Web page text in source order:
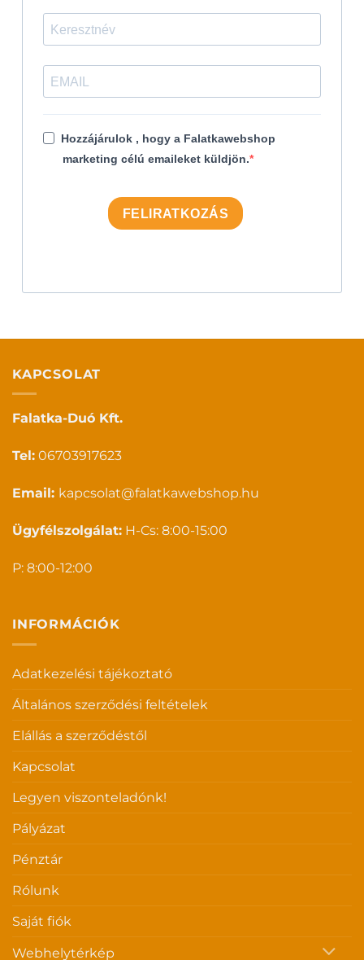
Hozzájárulok , hogy a Falatkawebshop
marketing célú emaileket küldjön.
FELIRATKOZÁS
KAPCSOLAT
Falatka-Duó Kft.
Tel: 06703917623
Email: kapcsolat@falatkawebshop.hu
Ügyfélszolgálat: H-Cs: 8:00-15:00
P: 8:00-12:00
INFORMÁCIÓK
Adatkezelési tájékoztató
Általános szerződési feltételek
Elállás a szerződéstől
Kapcsolat
Legyen viszonteladónk!
Pályázat
Pénztár
Rólunk
Saját fiók
Webhelytérkép